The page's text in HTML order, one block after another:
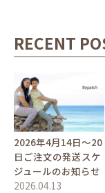
RECENT
2026年4月14日〜20
日ご注文の発送スケ
ジュールのお知らせ
2026.04.13